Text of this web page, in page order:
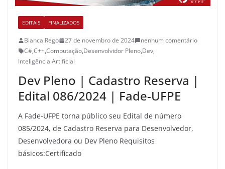
EDITAIS FINALIZADOS
Bianca Rego 27 de novembro de 2024
nenhum comentário
C#,C++,Computação,Desenvolvidor Pleno,Dev,
Inteligência Artificial
Dev Pleno | Cadastro Reserva |
Edital 086/2024 | Fade-UFPE
A Fade-UFPE torna público seu Edital de número
085/2024, de Cadastro Reserva para Desenvolvedor,
Desenvolvedora ou Dev Pleno Requisitos
básicos:Certificado